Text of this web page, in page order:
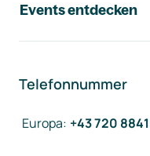
Events entdecken
Telefonnummer
Europa: +43 720